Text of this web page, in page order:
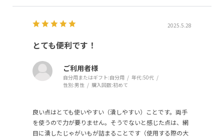
2025.5.28
とても便利です！
ご利用者様
自分用またはギフト:自分用 年代:50代
性別:男性 購入回数:初めて
良い点はとても使いやすい（潰しやすい）ことです。両手
を使うので力が要りません。そうでないと感じた点は、網
目に潰したじゃがいもが詰まることです（使用する際の大